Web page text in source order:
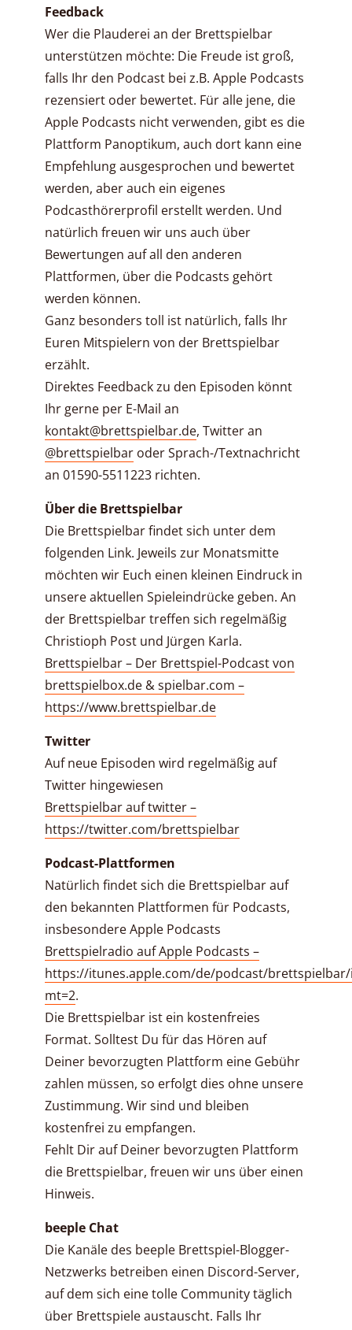
Feedback
Wer die Plauderei an der Brettspielbar
unterstützen möchte: Die Freude ist groß,
falls Ihr den Podcast bei z.B. Apple Podcasts
rezensiert oder bewertet. Für alle jene, die
Apple Podcasts nicht verwenden, gibt es die
Plattform Panoptikum, auch dort kann eine
Empfehlung ausgesprochen und bewertet
werden, aber auch ein eigenes
Podcasthörerprofil erstellt werden. Und
natürlich freuen wir uns auch über
Bewertungen auf all den anderen
Plattformen, über die Podcasts gehört
werden können.
Ganz besonders toll ist natürlich, falls Ihr
Euren Mitspielern von der Brettspielbar
erzählt.
Direktes Feedback zu den Episoden könnt
Ihr gerne per E-Mail an
kontakt@brettspielbar.de, Twitter an
@brettspielbar oder Sprach-/Textnachricht
an 01590-5511223 richten.
Über die Brettspielbar
Die Brettspielbar findet sich unter dem
folgenden Link. Jeweils zur Monatsmitte
möchten wir Euch einen kleinen Eindruck in
unsere aktuellen Spieleindrücke geben. An
der Brettspielbar treffen sich regelmäßig
Christioph Post und Jürgen Karla.
Brettspielbar – Der Brettspiel-Podcast von
brettspielbox.de & spielbar.com –
https://www.brettspielbar.de
Twitter
Auf neue Episoden wird regelmäßig auf
Twitter hingewiesen
Brettspielbar auf twitter –
https://twitter.com/brettspielbar
Podcast-Plattformen
Natürlich findet sich die Brettspielbar auf
den bekannten Plattformen für Podcasts,
insbesondere Apple Podcasts
Brettspielradio auf Apple Podcasts –
https://itunes.apple.com/de/podcast/brettspielbar/
mt=2.
Die Brettspielbar ist ein kostenfreies
Format. Solltest Du für das Hören auf
Deiner bevorzugten Plattform eine Gebühr
zahlen müssen, so erfolgt dies ohne unsere
Zustimmung. Wir sind und bleiben
kostenfrei zu empfangen.
Fehlt Dir auf Deiner bevorzugten Plattform
die Brettspielbar, freuen wir uns über einen
Hinweis.
beeple Chat
Die Kanäle des beeple Brettspiel-Blogger-
Netzwerks betreiben einen Discord-Server,
auf dem sich eine tolle Community täglich
über Brettspiele austauscht. Falls Ihr